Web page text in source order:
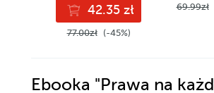
42.35 zł
77.00zł (-45%)
69.99zł
Ebooka "Prawa na